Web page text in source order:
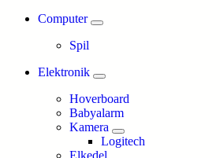
Computer
Spil
Elektronik
Hoverboard
Babyalarm
Kamera
Logitech